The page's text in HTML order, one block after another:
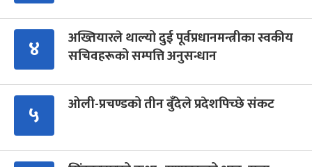
४
अख्तियारले थाल्यो दुई पूर्वप्रधानमन्त्रीका स्वकीय
सचिवहरूको सम्पत्ति अनुसन्धान
५ ओली-प्रचण्डको तीन बुँदेले प्रदेशपिच्छे संकट